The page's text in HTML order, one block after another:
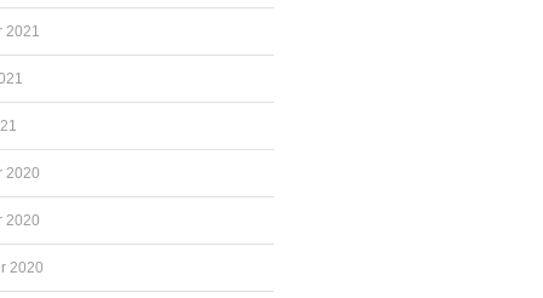
2021
2020
2020
2020